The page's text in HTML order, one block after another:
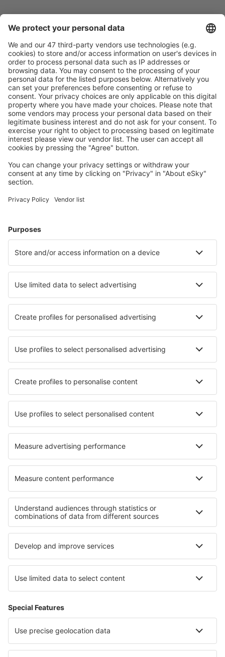
Caută rapid şi uşor
Ofertă adaptată aşteptărilor tale.
Planifică ȋn siguranţă
Rezervare fără griji cu opțiune gratuită de anulare.
Economiseşte mai mult
Prețuri atractive și oferte speciale pentru utilizatorii
conectați.
Cazarea preferată
apartamente și altele.
Cele mai căutate cazări de către utilizatorii eSky
Cazare în Malawi - Orașe populare
Cazare în Mzuzu Cazare în Salima
Cazare în Lilongwe Cazare în Mangochi
Cazare în Monkey Bay Cazare în Kasungu
Cazare Dedza
Cele mai bune locuri de cazare - orașe
Cazare în Queige Cazare în Caldwell
Cazare în Mays Landing Cazare în Stavsjo
Cazare în Sauris Cazare în Stambruges
Cazare în Botarell Cazare în Valbella
Cele mai bune locuri de cazare - regiuni
Cazare in Districtul La Digue
Cazare in Tirol Cazare in Munții Pirin